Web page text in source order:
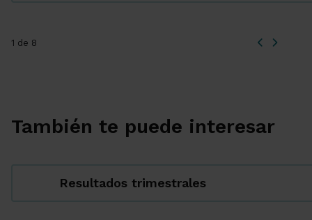
1 de 8
También te puede interesar
Resultados trimestrales